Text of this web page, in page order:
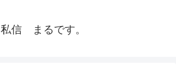
私信 まるです。